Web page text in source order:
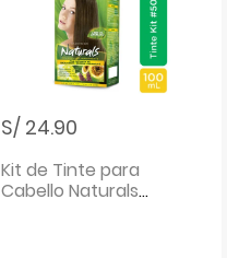
S/ 24.90
Kit de Tinte para
Cabello Naturals